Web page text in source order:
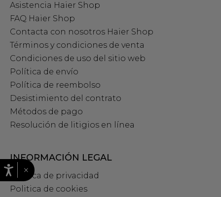
Asistencia Haier Shop
FAQ Haier Shop
Contacta con nosotros Haier Shop
Términos y condiciones de venta
Condiciones de uso del sitio web
Política de envío
Política de reembolso
Desistimiento del contrato
Métodos de pago
Resolución de litigios en línea
INFORMACIÓN LEGAL
Política de privacidad
Politica de cookies
×